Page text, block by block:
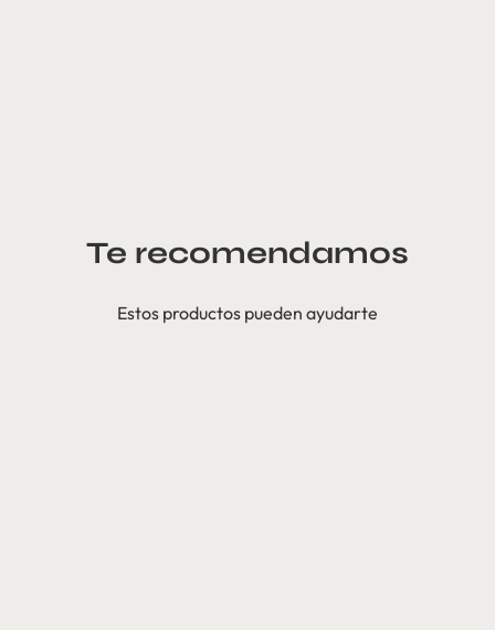
Te recomendamos
Estos productos pueden ayudarte